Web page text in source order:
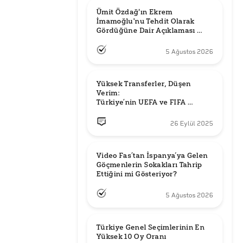
Ümit Özdağ'ın Ekrem
İmamoğlu'nu Tehdit Olarak
Gördüğüne Dair Açıklaması
5 Ağustos 2026
Yüksek Transferler, Düşen
Verim:
Türkiye’nin UEFA ve FIFA
26 Eylül 2025
Video Fas’tan İspanya’ya Gelen
Göçmenlerin Sokakları Tahrip
Ettiğini mi Gösteriyor?
5 Ağustos 2026
Türkiye Genel Seçimlerinin En
Yüksek 10 Oy Oranı